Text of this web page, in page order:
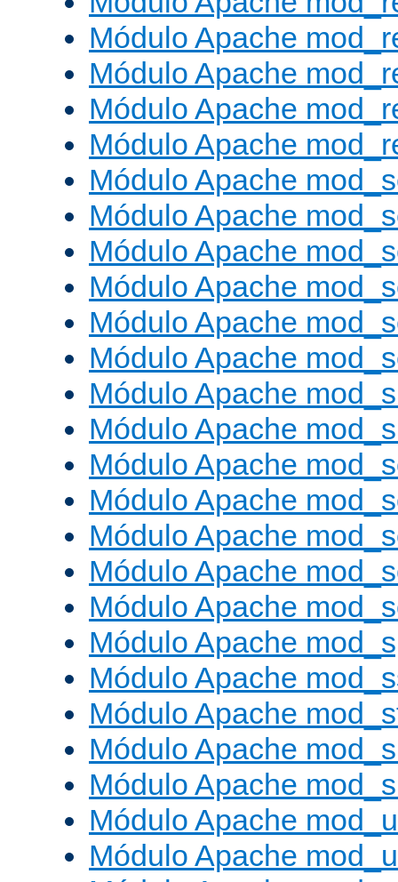
Módulo Apache
Módulo Apache
Módulo Apache
Módulo Apache
Módulo Apache
Módulo Apache
Módulo Apache
Módulo Apache
Módulo Apache
Módulo Apache
Módulo Apache
Módulo Apache
Módulo Apache
Módulo Apache
Módulo Apache
Módulo Apache
Módulo Apache
Módulo Apache
Módulo Apache
Módulo Apache
Módulo Apache
Módulo Apache
Módulo Apache
Módulo Apache